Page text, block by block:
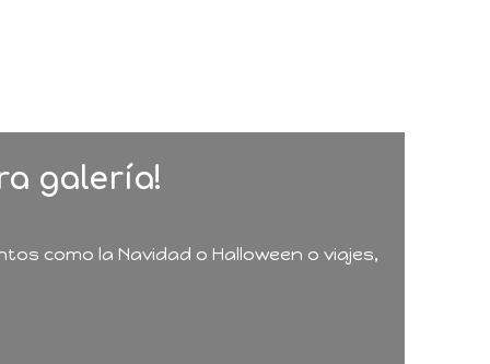
galería!
como la Navidad o Halloween o viajes,